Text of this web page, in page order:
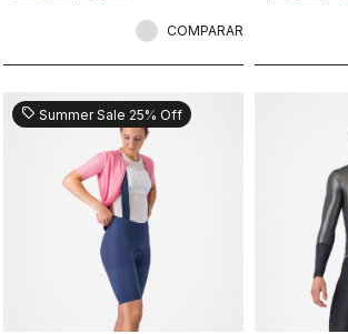
COMPARAR
sell Summer Sale 25% Off